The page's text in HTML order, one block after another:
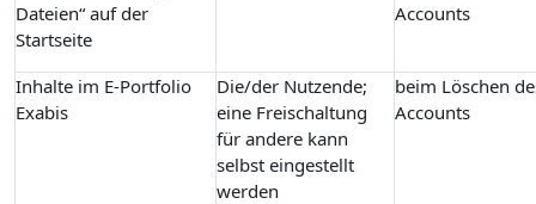
Dateien“ auf der
Startseite
Accounts
Inhalte im E-Portfolio
Exabis
Die/der Nutzende;
eine Freischaltung
für andere kann
selbst eingestellt
werden
beim Löschen
Accounts